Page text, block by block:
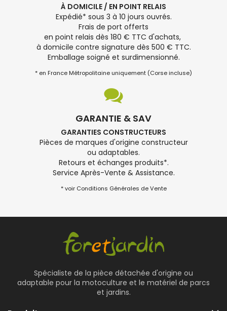
À DOMICILE / EN POINT RELAIS
Expédié* sous 3 à 10 jours ouvrés.
Frais de port offerts
en point relais dès 180 € TTC d'achats,
à domicile contre signature dès 500 € TTC.
Emballage soigné et surdimensionné.
* en France Métropolitaine uniquement (Corse incluse)
GARANTIE & SAV
GARANTIES CONSTRUCTEURS
Pièces de marques d'origine constructeur
ou adaptables.
Retours et échanges produits*.
Service Après-Vente & Assistance.
* voir Conditions Générales de Vente
Spécialiste de la pièce détachée d'origine ou
adaptable pour la motoculture et le matériel de parcs
et jardins.